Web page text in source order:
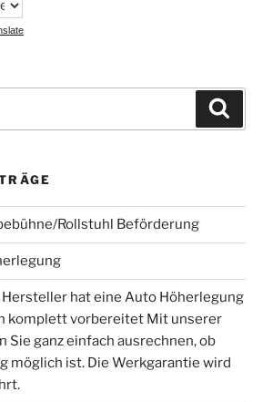
Rollstuhl Beförderung
hat eine Auto Höherlegung
komplett vorbereitet Mit unserer
Sie ganz einfach ausrechnen, ob
möglich ist. Die Werkgarantie wird